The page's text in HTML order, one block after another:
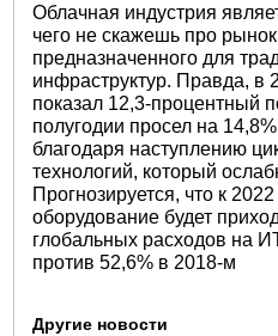
Облачная индустрия
чего не скажешь про
предназначенного для
инфраструктур. Правда, в
показал 12,3-процентный
полугодии просел на
благодаря наступлению
технологий, который
Прогнозируется, что к
оборудование будет
глобальных расходов на
против 52,6% в 2018-м
Другие новости